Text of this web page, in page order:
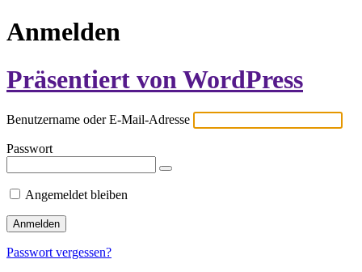
Anmelden
Präsentiert von WordPress
Benutzername oder E-Mail-Adresse
Passwort
Angemeldet bleiben
Passwort vergessen?